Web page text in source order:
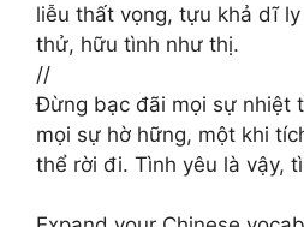
liễu thất vọng, tựu khả dĩ
thử, hữu tình như thị. ​​​
//
Đừng bạc đãi mọi sự nhiệt
mọi sự hờ hững, một khi
thể rời đi. Tình yêu là vậy,